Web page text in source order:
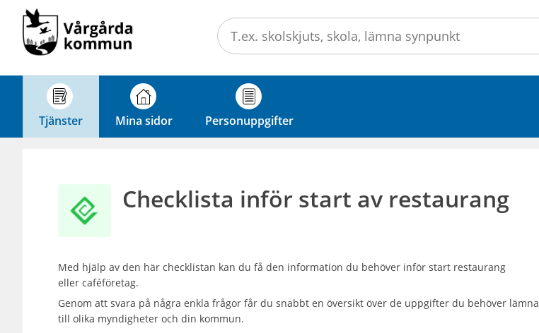
Välkommen
Vårgårda
kommunTjänster Mina sidor Personuppgifter
Checklista inför start av restaurang
Med hjälp av den här checklistan kan du få den information du behöver inför start restaurang
eller caféföretag.
Genom att svara på några enkla frågor får du snabbt en översikt över de uppgifter du behöver lämna
till olika myndigheter och din kommun.